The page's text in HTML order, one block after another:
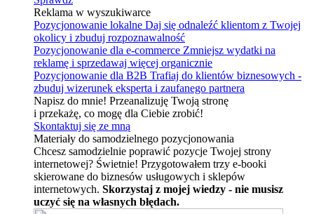
Reklama w wyszukiwarce
Pozycjonowanie lokalne Daj się odnaleźć klientom z Twojej
okolicy i zbuduj rozpoznawalność
Pozycjonowanie dla e-commerce Zmniejsz wydatki na
reklamę i sprzedawaj więcej organicznie
Pozycjonowanie dla B2B Trafiaj do klientów biznesowych -
zbuduj wizerunek eksperta i zaufanego partnera
Napisz do mnie! Przeanalizuję Twoją stronę
i przekażę, co mogę dla Ciebie zrobić!
Skontaktuj się ze mną
Materiały do samodzielnego pozycjonowania
Chcesz samodzielnie poprawić pozycje Twojej strony
internetowej? Świetnie! Przygotowałem trzy e-booki
skierowane do biznesów usługowych i sklepów
internetowych. Skorzystaj z mojej wiedzy - nie musisz
uczyć się na własnych błędach.